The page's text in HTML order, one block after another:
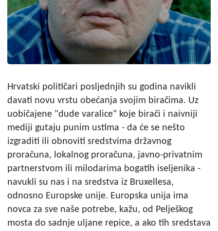
Hrvatski političari posljednjih su godina navikli
davati novu vrstu obećanja svojim biračima. Uz
uobičajene "dude varalice" koje birači i naivniji
mediji gutaju punim ustima - da će se nešto
izgraditi ili obnoviti sredstvima državnog
proračuna, lokalnog proračuna, javno-privatnim
partnerstvom ili milodarima bogatih iseljenika -
navukli su nas i na sredstva iz Bruxellesa,
odnosno Europske unije. Europska unija ima
novca za sve naše potrebe, kažu, od Pelješkog
mosta do sadnje uljane repice, a ako tih sredstava